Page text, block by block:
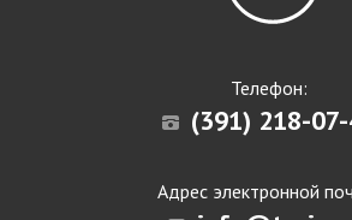
Телефон:
(391) 218-
Адрес электронной